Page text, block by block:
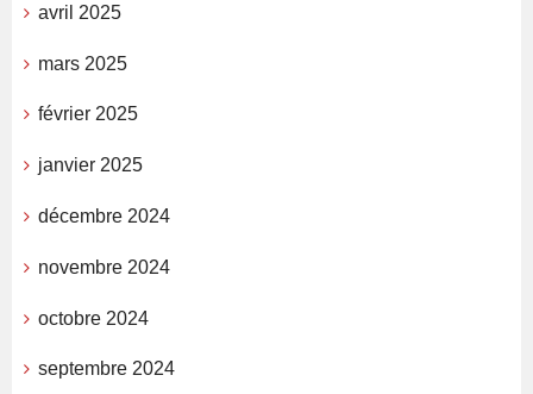
avril 2025
mars 2025
février 2025
janvier 2025
décembre 2024
novembre 2024
octobre 2024
septembre 2024